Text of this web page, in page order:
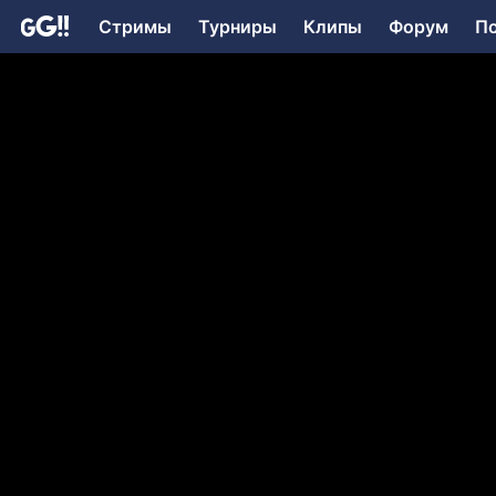
Стримы Турниры Клипы Форум